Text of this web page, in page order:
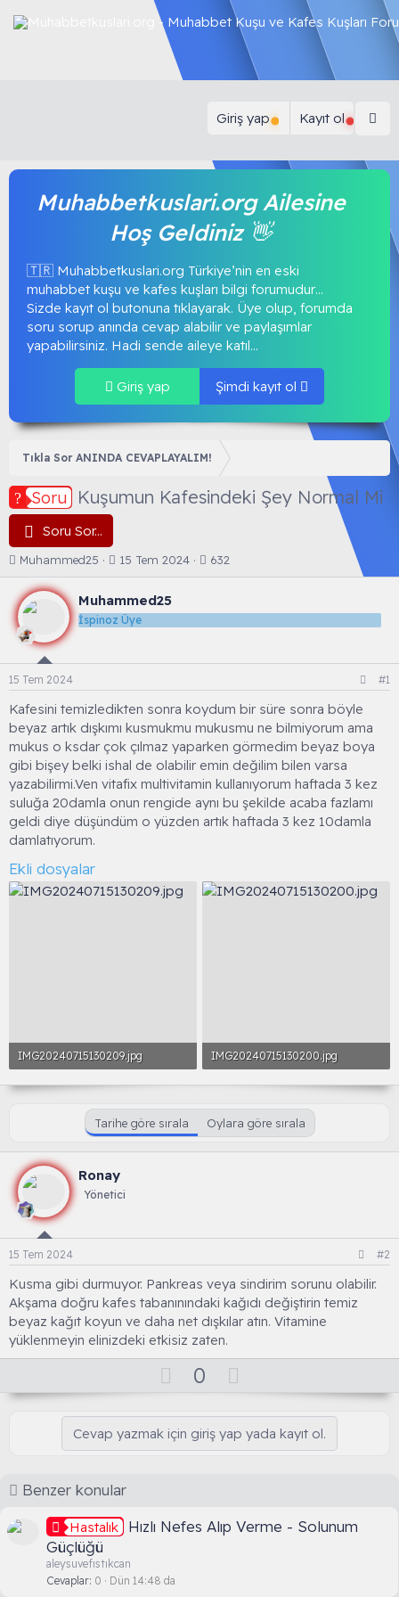
Giriş yap Kayıt ol
Muhabbetkuslari.org Ailesine
Hoş Geldiniz 👋
🇹🇷 Muhabbetkuslari.org Türkiye’nin en eski
muhabbet kuşu ve kafes kuşları bilgi forumudur…
Sizde kayıt ol butonuna tıklayarak. Üye olup, forumda
soru sorup anında cevap alabilir ve paylaşımlar
yapabilirsiniz. Hadi sende aileye katıl...
Giriş yap Şimdi kayıt ol
Tıkla Sor ANINDA CEVAPLAYALIM!
Soru Kuşumun Kafesindeki Şey Normal Mi
Soru Sor...
K
o
n
b
u
y
a
a
t
a
n
Muhammed25
B
a
l
a
ç
r
i
h
i
15 Tem 2024 632
Muhammed25
İspinoz Üye
15 Tem 2024 #1
Kafesini temizledikten sonra koydum bir süre sonra böyle
beyaz artık dışkımı kusmukmu mukusmu ne bilmiyorum ama
mukus o ksdar çok çılmaz yaparken görmedim beyaz boya
gibi bişey belki ishal de olabilir emin değilim bilen varsa
yazabilirmi.Ven vitafix multivitamin kullanıyorum haftada 3 kez
suluğa 20damla onun rengide aynı bu şekilde acaba fazlamı
geldi diye düşündüm o yüzden artık haftada 3 kez 10damla
damlatıyorum.
Ekli dosyalar
IMG20240715130209.jpg
1.2 MB · Görüntüleme: 43
IMG20240715130200.jpg
1.3 MB · Görüntüleme: 9
Tarihe göre sırala Oylara göre sırala
Ronay
Yönetici
15 Tem 2024 #2
Kusma gibi durmuyor. Pankreas veya sindirim sorunu olabilir.
Akşama doğru kafes tabanınındaki kağıdı değiştirin temiz
beyaz kağıt koyun ve daha net dışkılar atın. Vitamine
yüklenmeyin elinizdeki etkisiz zaten.
O
y
l
a
0
o
w
n
v
e
Cevap yazmak için giriş yap yada kayıt ol.
Benzer konular
Hastalık
Hızlı Nefes Alıp Verme - Solunum
Güçlüğü
aleysuvefıstıkcan
Cevaplar 0 Dün 14:48 da